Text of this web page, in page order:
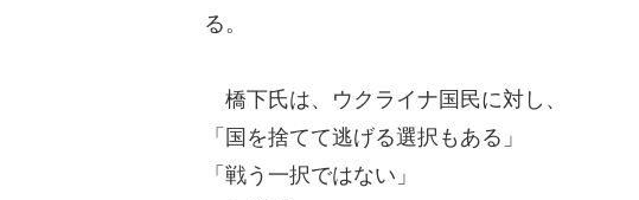
る。
橋下氏は、ウクライナ国民に対し、
「国を捨てて逃げる選択もある」
「戦う一択ではない」